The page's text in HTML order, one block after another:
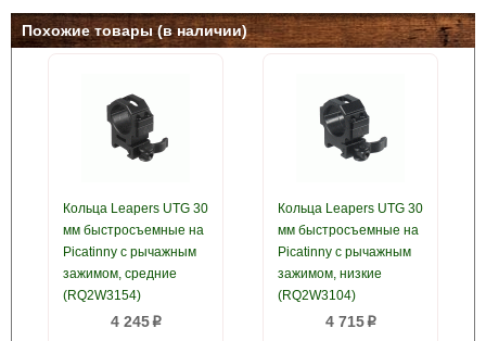
Похожие товары (в наличии)
Кольца Leapers UTG 30
мм быстросъемные на
Picatinny с рычажным
зажимом, средние
(RQ2W3154)
4 245p
Кольца Leapers UTG 30
мм быстросъемные на
Picatinny с рычажным
зажимом, низкие
(RQ2W3104)
4 715p